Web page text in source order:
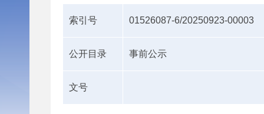
索引号 01526087-6/20250923-00003
公开目录 事前公示
文号